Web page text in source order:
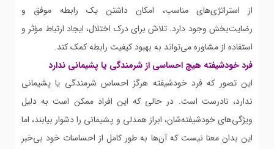
از استراتژی‌های مناسب، امکان داشتن یک رابطه موفق و
رضایت‌بخش وجود دارد. تلاش برای درک اختلال، ایجاد ارتباط مؤثر و
استفاده از مشاوره می‌تواند به بهبود کیفیت رابطه کمک کند.
فرد خودشیفته هیچ احساسی از شرمندگی یا پشیمانی ندارد
این تصور که فرد خودشیفته هرگز احساس شرمندگی یا پشیمانی
ندارد، نادرست است. در حالی که این افراد ممکن است به دلیل
ویژگی‌های خودشیفته‌شان، ابراز همدلی و پشیمانی را دشوار بیابند، اما
این بدان معنا نیست که آن‌ها به طور کامل از احساسات خود بی‌خبر